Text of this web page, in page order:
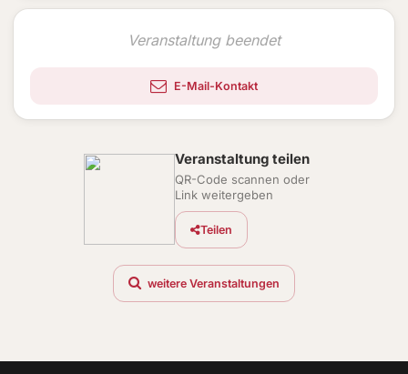
Veranstaltung beendet
E-Mail-Kontakt
Veranstaltung teilen
QR-Code scannen oder
Link weitergeben
Teilen
weitere Veranstaltungen